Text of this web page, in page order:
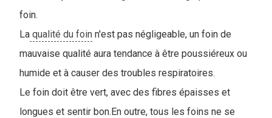
foin.
La qualité du foin n'est pas négligeable, un foin de
mauvaise qualité aura tendance à être poussiéreux ou
humide et à causer des troubles respiratoires.
Le foin doit être vert, avec des fibres épaisses et
longues et sentir bon.En outre, tous les foins ne se